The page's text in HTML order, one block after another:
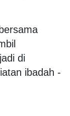
di
ibadah -